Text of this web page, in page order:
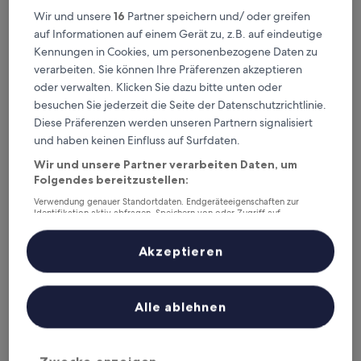
1. Sorli Emocions
Sorli Emocions
4.0-
Sterne-
Unterkunft
2,6 km von Bahnhof Vilassar de Mar entfernt
9.0
von
10,
Wunderbar,
(336
Bewertungen)
9,0/10 Wunderbar (336 Bewertungen)
Der
Preis
108 €
inkl. Steuern & Gebühren
B&B Hotel Barcelona Mataró
Wir und unsere16 Partner speichern und/ oder greifen
auf Informationen auf einem Gerät zu, z.B. auf eindeutige
Kennungen in Cookies, um personenbezogene Daten zu
verarbeiten. Sie können Ihre Präferenzen akzeptieren
oder verwalten. Klicken Sie dazu bitte unten oder
besuchen Sie jederzeit die Seite der Datenschutzrichtlinie.
Diese Präferenzen werden unseren Partnern signalisiert
und haben keinen Einfluss auf Surfdaten.
Wir und unsere Partner verarbeiten Daten, um
Folgendes bereitzustellen:
Verwendung genauer Standortdaten. Endgeräteeigenschaften zur
Identifikation aktiv abfragen. Speichern von oder Zugriff auf
Inhalte, Messung von Werbeleistung und der Performance von Inhalten,
Zielgruppenforschung sowie Entwicklung und Verbesserung von
Liste der Partner (Lieferanten)
Alle ablehnen
Akzeptieren